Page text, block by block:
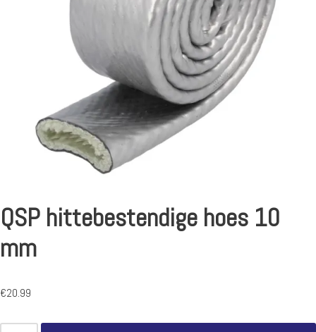
QSP hittebestendige hoes 10
mm
€20.99